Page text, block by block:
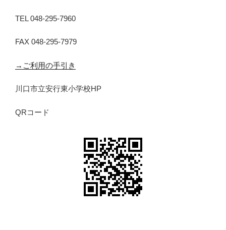
TEL 048-295-7960
FAX 048-295-7979
→ご利用の手引き
川口市立安行東小学校HP
QRコード